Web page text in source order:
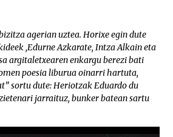
agerian uztea. Horixe egin dute
,Edurne Azkarate, Intza Alkain eta
argitaletxearen enkargu berezi bati
poesia liburua oinarri hartuta,
sortu dute: Heriotzak Eduardo du
jarraituz, bunker batean sartu